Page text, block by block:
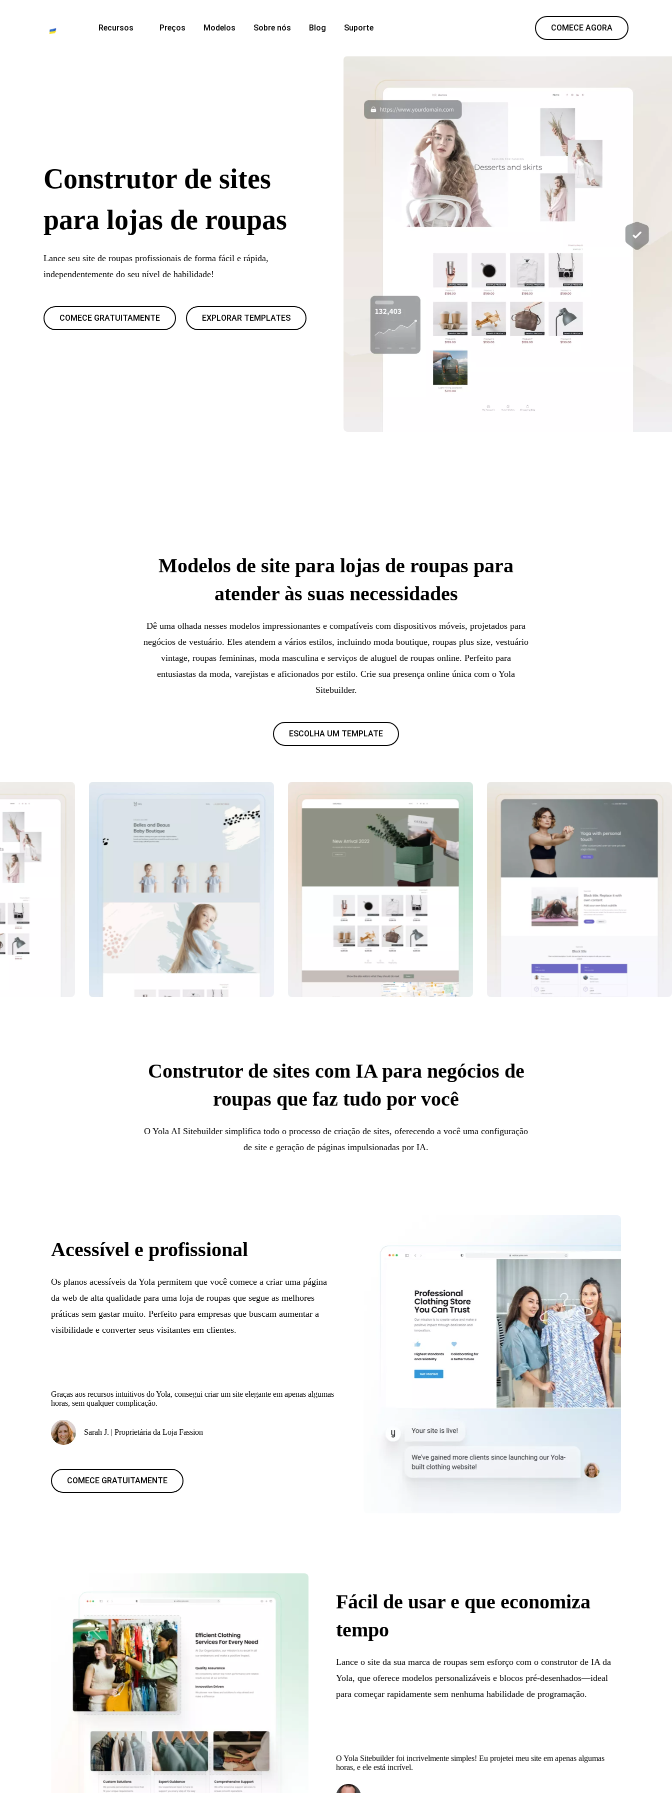
Recursos Preços Modelos Sobre nós Blog Suporte COMECE AGORA
Construtor de sites
para lojas de roupas
Lance seu site de roupas profissionais de forma fácil e rápida,
independentemente do seu nível de habilidade!
COMECE GRATUITAMENTE EXPLORAR TEMPLATES
Modelos de site para lojas de roupas para
atender às suas necessidades
Dê uma olhada nesses modelos impressionantes e compatíveis com dispositivos móveis, projetados para
negócios de vestuário. Eles atendem a vários estilos, incluindo moda boutique, roupas plus size, vestuário
vintage, roupas femininas, moda masculina e serviços de aluguel de roupas online. Perfeito para
entusiastas da moda, varejistas e aficionados por estilo. Crie sua presença online única com o Yola
Sitebuilder.
ESCOLHA UM TEMPLATE
Construtor de sites com IA para negócios de
roupas que faz tudo por você
O Yola AI Sitebuilder simplifica todo o processo de criação de sites, oferecendo a você uma configuração
de site e geração de páginas impulsionadas por IA.
Acessível e profissional
Os planos acessíveis da Yola permitem que você comece a criar uma página
da web de alta qualidade para uma loja de roupas que segue as melhores
práticas sem gastar muito. Perfeito para empresas que buscam aumentar a
visibilidade e converter seus visitantes em clientes.
Graças aos recursos intuitivos do Yola, consegui criar um site elegante em apenas algumas
horas, sem qualquer complicação.
Sarah J. | Proprietária da Loja Fassion
COMECE GRATUITAMENTE
Fácil de usar e que economiza
tempo
Lance o site da sua marca de roupas sem esforço com o construtor de IA da
Yola, que oferece modelos personalizáveis e blocos pré-desenhados—ideal
para começar rapidamente sem nenhuma habilidade de programação.
O Yola Sitebuilder foi incrivelmente simples! Eu projetei meu site em apenas algumas
horas, e ele está incrível.